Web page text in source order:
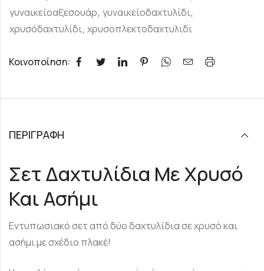
γυναικείοαξεσουάρ, γυναικείοδαχτυλίδι,
χρυσόδαχτυλίδι, χρυσοπλεκτοδαχτυλιδι
Κοινοποίηση:
ΠΕΡΙΓΡΑΦΉ
Σετ Δαχτυλίδια Με Χρυσό
Και Ασήμι
Εντυπωσιακό σετ από δύο δαχτυλίδια σε χρυσό και
ασήμι με σχέδιο πλακέ!